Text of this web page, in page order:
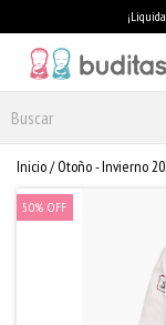
Inicio/ Otoño - Invierno
50% OFF